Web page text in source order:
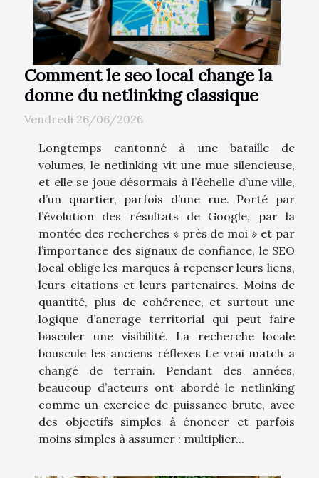
Comment le seo local change la
donne du netlinking classique
Vendredi 26/06/2026
Longtemps cantonné à une bataille de
volumes, le netlinking vit une mue silencieuse,
et elle se joue désormais à l’échelle d’une ville,
d’un quartier, parfois d’une rue. Porté par
l’évolution des résultats de Google, par la
montée des recherches « près de moi » et par
l’importance des signaux de confiance, le SEO
local oblige les marques à repenser leurs liens,
leurs citations et leurs partenaires. Moins de
quantité, plus de cohérence, et surtout une
logique d’ancrage territorial qui peut faire
basculer une visibilité. La recherche locale
bouscule les anciens réflexes Le vrai match a
changé de terrain. Pendant des années,
beaucoup d’acteurs ont abordé le netlinking
comme un exercice de puissance brute, avec
des objectifs simples à énoncer et parfois
moins simples à assumer : multiplier...